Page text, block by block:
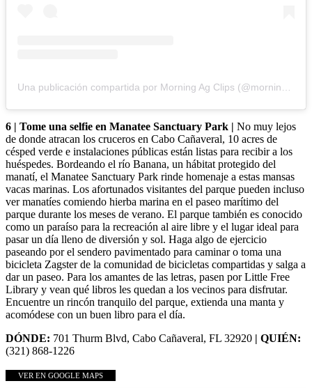
6 | Tome una selfie en Manatee Sanctuary Park | No muy lejos
de donde atracan los cruceros en Cabo Cañaveral, 10 acres de
césped verde e instalaciones públicas están listas para recibir a los
huéspedes. Bordeando el río Banana, un hábitat protegido del
manatí, el Manatee Sanctuary Park rinde homenaje a estas mansas
vacas marinas. Los afortunados visitantes del parque pueden incluso
ver manatíes comiendo hierba marina en el paseo marítimo del
parque durante los meses de verano. El parque también es conocido
como un paraíso para la recreación al aire libre y el lugar ideal para
pasar un día lleno de diversión y sol. Haga algo de ejercicio
paseando por el sendero pavimentado para caminar o toma una
bicicleta Zagster de la comunidad de bicicletas compartidas y salga a
dar un paseo. Para los amantes de las letras, pasen por Little Free
Library y vean qué libros les quedan a los vecinos para disfrutar.
Encuentre un rincón tranquilo del parque, extienda una manta y
acomódese con un buen libro para el día.
DÓNDE: 701 Thurm Blvd, Cabo Cañaveral, FL 32920 | QUIÉN:
(321) 868-1226
VER EN GOOGLE MAPS